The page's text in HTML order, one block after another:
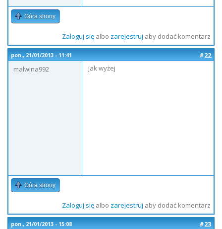
Góra strony
Zaloguj sięalbo zarejestruj aby dodać komentarz
pon., 21/01/2013 - 11:41
#22
malwina992
jak wyżej
Góra strony
Zaloguj sięalbo zarejestruj aby dodać komentarz
pon., 21/01/2013 - 15:08
#23